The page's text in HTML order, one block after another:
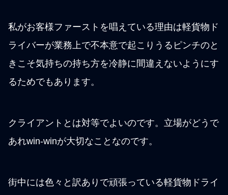
私がお客様ファーストを唱えている理由は軽貨物ド
ライバーが業務上で不本意で起こりうるピンチのと
きこそ気持ちの持ち方を冷静に間違えないようにす
るためでもあります。
クライアントとは対等でよいのです。立場がどうで
あれwin-winが大切なことなのです。
街中には色々と訳ありで頑張っている軽貨物ドライ